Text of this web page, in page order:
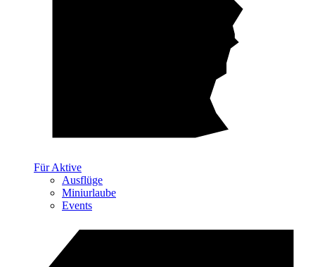
Für Aktive
Ausflüge
Miniurlaube
Events